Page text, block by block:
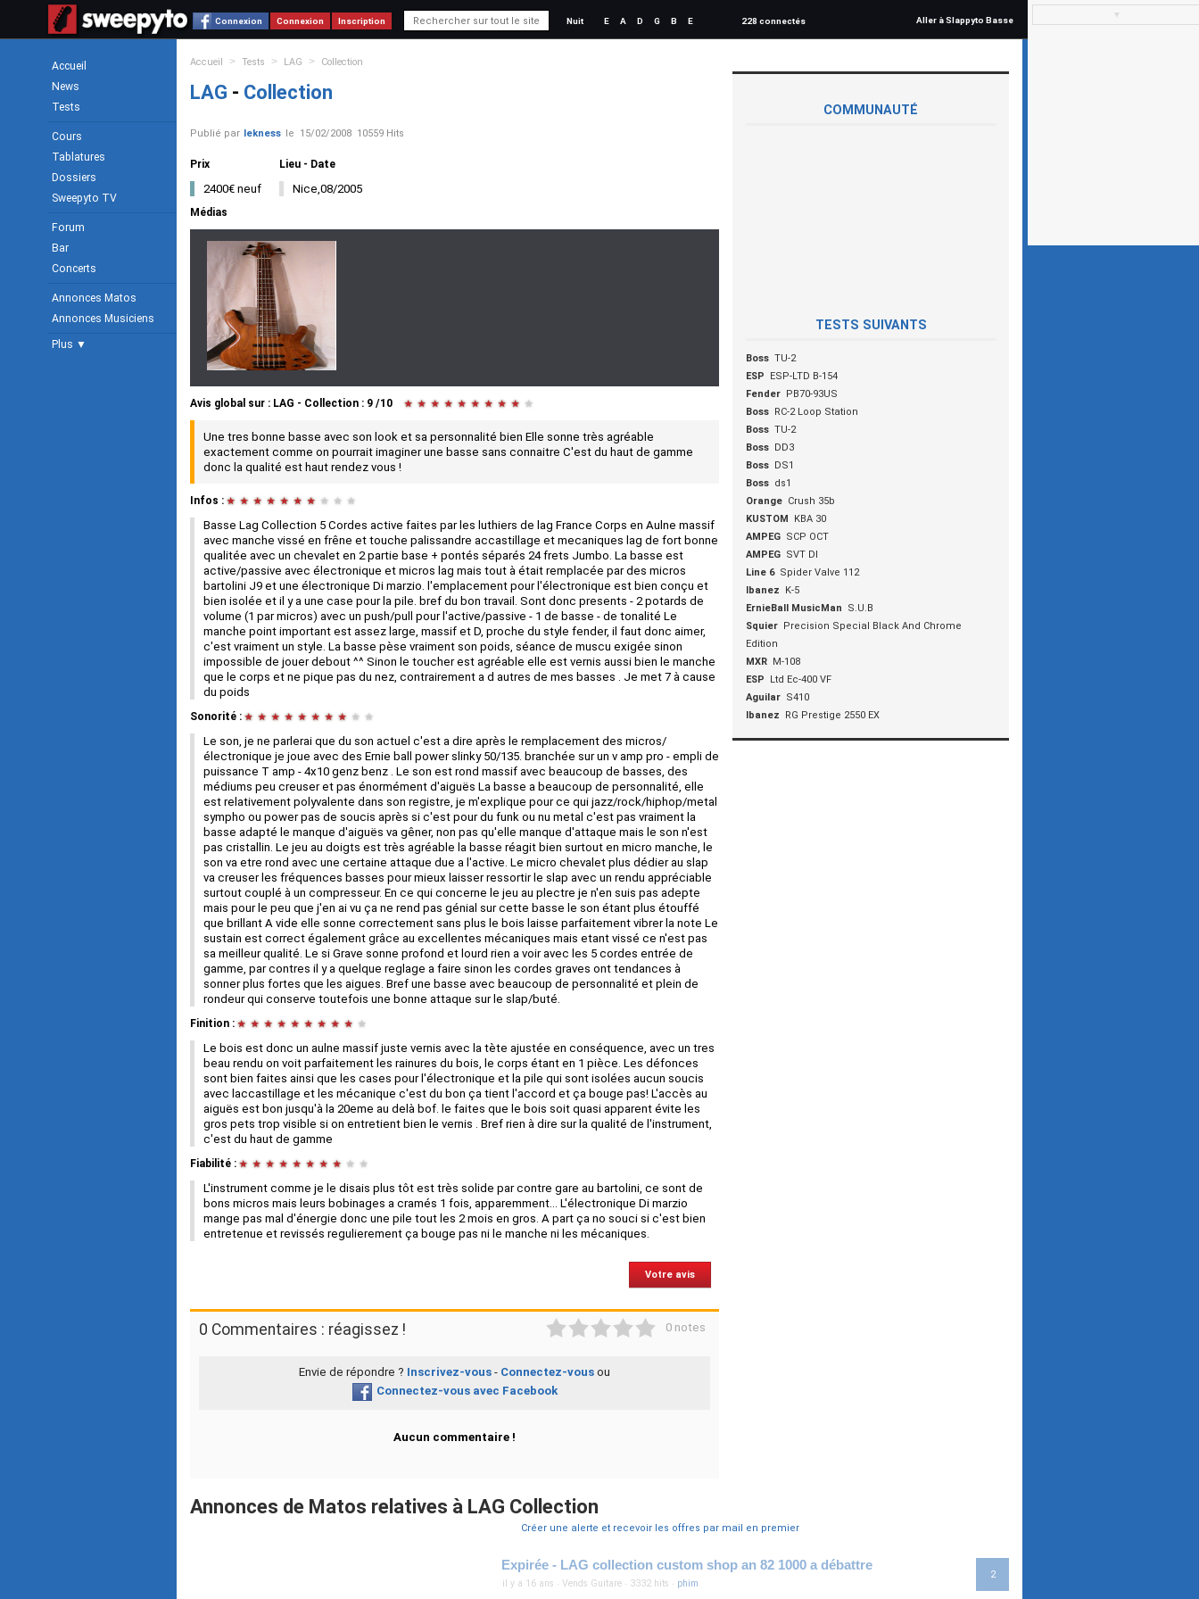
Connexion Connexion Inscription Nuit E A D G B E 228 connectés Aller à Slappyto Basse
Accueil
News
Tests
Cours
Tablatures
Dossiers
Sweepyto TV
Forum
Bar
Concerts
Annonces Matos
Annonces Musiciens
Plus ▼
Accueil > Tests > LAG > Collection
LAG - Collection
Publié par lekness le 15/02/2008 10559 Hits
Prix
2400€ neuf
Lieu - Date
Nice,08/2005
Médias
Avis global sur : LAG - Collection : 9 /10 ★ ★ ★ ★ ★ ★ ★ ★ ★ ★
Une tres bonne basse avec son look et sa personnalité bien Elle sonne très agréable
exactement comme on pourrait imaginer une basse sans connaitre C'est du haut de gamme
donc la qualité est haut rendez vous !
Infos : ★ ★ ★ ★ ★ ★ ★ ★ ★ ★
Basse Lag Collection 5 Cordes active faites par les luthiers de lag France Corps en Aulne massif
avec manche vissé en frêne et touche palissandre accastillage et mecaniques lag de fort bonne
qualitée avec un chevalet en 2 partie base + pontés séparés 24 frets Jumbo. La basse est
active/passive avec électronique et micros lag mais tout à était remplacée par des micros
bartolini J9 et une électronique Di marzio. l'emplacement pour l'électronique est bien conçu et
bien isolée et il y a une case pour la pile. bref du bon travail. Sont donc presents - 2 potards de
volume (1 par micros) avec un push/pull pour l'active/passive - 1 de basse - de tonalité Le
manche point important est assez large, massif et D, proche du style fender, il faut donc aimer,
c'est vraiment un style. La basse pèse vraiment son poids, séance de muscu exigée sinon
impossible de jouer debout ^^ Sinon le toucher est agréable elle est vernis aussi bien le manche
que le corps et ne pique pas du nez, contrairement a d autres de mes basses . Je met 7 à cause
du poids
Sonorité : ★ ★ ★ ★ ★ ★ ★ ★ ★ ★
Le son, je ne parlerai que du son actuel c'est a dire après le remplacement des micros/
électronique je joue avec des Ernie ball power slinky 50/135. branchée sur un v amp pro - empli de
puissance T amp - 4x10 genz benz . Le son est rond massif avec beaucoup de basses, des
médiums peu creuser et pas énormément d'aiguës La basse a beaucoup de personnalité, elle
est relativement polyvalente dans son registre, je m'explique pour ce qui jazz/rock/hiphop/metal
sympho ou power pas de soucis après si c'est pour du funk ou nu metal c'est pas vraiment la
basse adapté le manque d'aiguës va gêner, non pas qu'elle manque d'attaque mais le son n'est
pas cristallin. Le jeu au doigts est très agréable la basse réagit bien surtout en micro manche, le
son va etre rond avec une certaine attaque due a l'active. Le micro chevalet plus dédier au slap
va creuser les fréquences basses pour mieux laisser ressortir le slap avec un rendu appréciable
surtout couplé à un compresseur. En ce qui concerne le jeu au plectre je n'en suis pas adepte
mais pour le peu que j'en ai vu ça ne rend pas génial sur cette basse le son étant plus étouffé
que brillant A vide elle sonne correctement sans plus le bois laisse parfaitement vibrer la note Le
sustain est correct également grâce au excellentes mécaniques mais etant vissé ce n'est pas
sa meilleur qualité. Le si Grave sonne profond et lourd rien a voir avec les 5 cordes entrée de
gamme, par contres il y a quelque reglage a faire sinon les cordes graves ont tendances à
sonner plus fortes que les aigues. Bref une basse avec beaucoup de personnalité et plein de
rondeur qui conserve toutefois une bonne attaque sur le slap/buté.
Finition : ★ ★ ★ ★ ★ ★ ★ ★ ★ ★
Le bois est donc un aulne massif juste vernis avec la tète ajustée en conséquence, avec un tres
beau rendu on voit parfaitement les rainures du bois, le corps étant en 1 pièce. Les défonces
sont bien faites ainsi que les cases pour l'électronique et la pile qui sont isolées aucun soucis
avec laccastillage et les mécanique c'est du bon ça tient l'accord et ça bouge pas! L'accès au
aiguës est bon jusqu'à la 20eme au delà bof. le faites que le bois soit quasi apparent évite les
gros pets trop visible si on entretient bien le vernis . Bref rien à dire sur la qualité de l'instrument,
c'est du haut de gamme
Fiabilité : ★ ★ ★ ★ ★ ★ ★ ★ ★ ★
L'instrument comme je le disais plus tôt est très solide par contre gare au bartolini, ce sont de
bons micros mais leurs bobinages a cramés 1 fois, apparemment... L'électronique Di marzio
mange pas mal d'énergie donc une pile tout les 2 mois en gros. A part ça no souci si c'est bien
entretenue et revissés regulierement ça bouge pas ni le manche ni les mécaniques.
Votre avis
0 Commentaires : réagissez ! 0 notes
Envie de répondre ? Inscrivez-vous - Connectez-vous ou
Connectez-vous avec Facebook
Aucun commentaire !
COMMUNAUTÉ
TESTS SUIVANTS
Boss TU-2
ESP
ESP-LTD B-154
Fender PB70-93US
Boss RC-2 Loop Station
Boss TU-2
Boss DD3
Boss DS1
Boss ds1
Orange Crush 35b
KUSTOM
KBA 30
AMPEG SCP OCT
AMPEG SVT DI
Line 6 Spider Valve 112
Ibanez
K-5
ErnieBall MusicMan
S.U.B
Squier Precision Special Black And Chrome
Edition
MXR M-108
ESP
Ltd Ec-400 VF
Aguilar S410
Ibanez
RG Prestige 2550 EX
Annonces de Matos relatives à LAG Collection
Créer une alerte et recevoir les offres par mail en premier
2
Expirée - LAG collection custom shop an 82 1000 a débattre
il y a 16 ans · Vends Guitare · 3332 hits · phim
▼